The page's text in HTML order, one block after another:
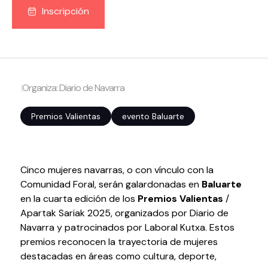
Agenda
Entradas
Histórico
Organiza
Espacios
Inscripción
Organiza: Diario de Navarra
Premios Valientas evento Baluarte
Cinco mujeres navarras, o con vínculo con la
Comunidad Foral, serán galardonadas en Baluarte
en la cuarta edición de los Premios Valientas /
Apartak Sariak 2025, organizados por Diario de
Navarra y patrocinados por Laboral Kutxa. Estos
premios reconocen la trayectoria de mujeres
destacadas en áreas como cultura, deporte,